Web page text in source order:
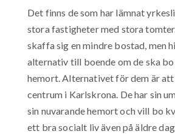
Det finns de som har lämnat
stora fastigheter med stora
skaffa sig en mindre bostad, men
alternativ till boende om de ska
hemort. Alternativet för dem är
centrum i Karlskrona. De har sin
sin nuvarande hemort och vill bo
ett bra socialt liv även på äldre